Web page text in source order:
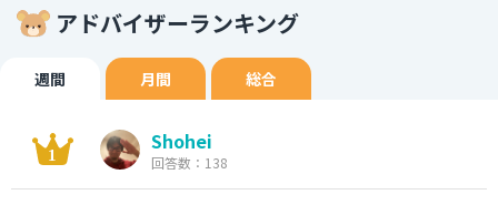
アドバイザーランキング
週間 月間 総合
Shohei
回答数：138